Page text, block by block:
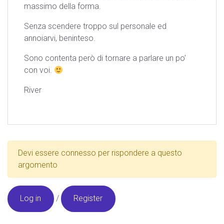
massimo della forma.
Senza scendere troppo sul personale ed
annoiarvi, beninteso.
Sono contenta però di tornare a parlare un po’
con voi.
River
Devi essere connesso per rispondere a questo
argomento
Log in / Register